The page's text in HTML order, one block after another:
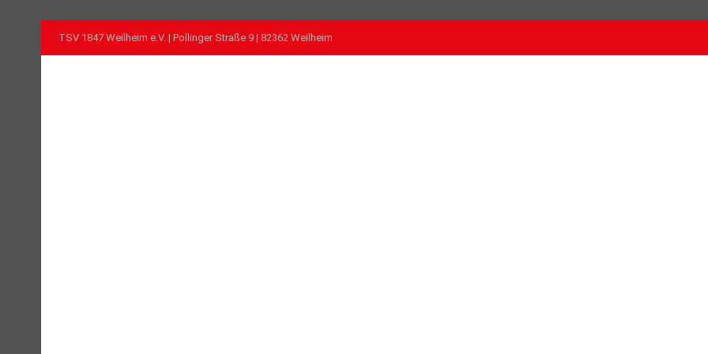
TSV 1847 Weilheim e.V. | Pollinger Straße 9 | 82362 Weilheim